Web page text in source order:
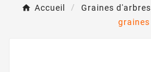
Accueil Graines d'arbres
graines